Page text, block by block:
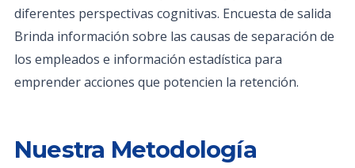
diferentes perspectivas cognitivas. Encuesta de salida
Brinda información sobre las causas de separación de
los empleados e información estadística para
emprender acciones que potencien la retención.
Nuestra Metodología